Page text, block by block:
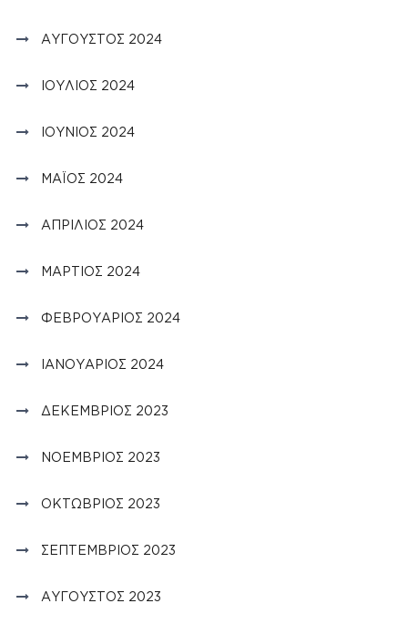
ΑΎΓΟΥΣΤΟΣ 2024
ΙΟΎΛΙΟΣ 2024
ΙΟΎΝΙΟΣ 2024
ΜΆΙΟΣ 2024
ΑΠΡΊΛΙΟΣ 2024
ΜΆΡΤΙΟΣ 2024
ΦΕΒΡΟΥΆΡΙΟΣ 2024
ΙΑΝΟΥΆΡΙΟΣ 2024
ΔΕΚΈΜΒΡΙΟΣ 2023
ΝΟΈΜΒΡΙΟΣ 2023
ΟΚΤΏΒΡΙΟΣ 2023
ΣΕΠΤΈΜΒΡΙΟΣ 2023
ΑΎΓΟΥΣΤΟΣ 2023